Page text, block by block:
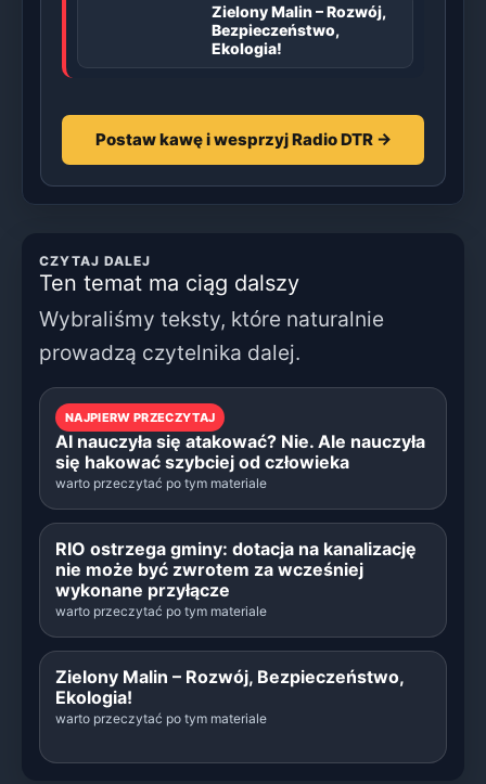
Zielony Malin – Rozwój,
Bezpieczeństwo,
Ekologia!
Postaw kawę i wesprzyj Radio DTR →
CZYTAJ DALEJ
Ten temat ma ciąg dalszy
Wybraliśmy teksty, które naturalnie
prowadzą czytelnika dalej.
NAJPIERW PRZECZYTAJ
AI nauczyła się atakować? Nie. Ale nauczyła
się hakować szybciej od człowieka
warto przeczytać po tym materiale
RIO ostrzega gminy: dotacja na kanalizację
nie może być zwrotem za wcześniej
wykonane przyłącze
warto przeczytać po tym materiale
Zielony Malin – Rozwój, Bezpieczeństwo,
Ekologia!
warto przeczytać po tym materiale